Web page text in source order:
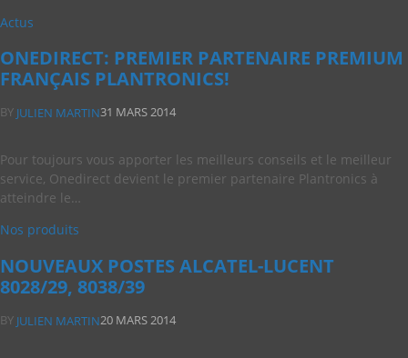
Actus
ONEDIRECT: PREMIER PARTENAIRE PREMIUM
FRANÇAIS PLANTRONICS!
BY JULIEN MARTIN31 MARS 2014
Pour toujours vous apporter les meilleurs conseils et le meilleur
service, Onedirect devient le premier partenaire Plantronics à
atteindre le…
Nos produits
NOUVEAUX POSTES ALCATEL-LUCENT
8028/29, 8038/39
BY JULIEN MARTIN20 MARS 2014